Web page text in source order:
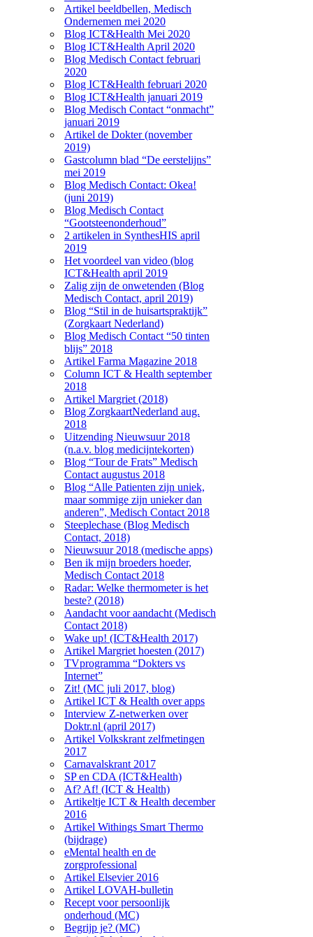
Artikel beeldbellen, Medisch
Ondernemen mei 2020
Blog ICT&Health Mei 2020
Blog ICT&Health April 2020
Blog Medisch Contact februari
2020
Blog ICT&Health februari 2020
Blog ICT&Health januari 2019
Blog Medisch Contact “onmacht”
januari 2019
Artikel de Dokter (november
2019)
Gastcolumn blad “De eerstelijns”
mei 2019
Blog Medisch Contact: Okea!
(juni 2019)
Blog Medisch Contact
“Gootsteenonderhoud”
2 artikelen in SynthesHIS april
2019
Het voordeel van video (blog
ICT&Health april 2019
Zalig zijn de onwetenden (Blog
Medisch Contact, april 2019)
Blog “Stil in de huisartspraktijk”
(Zorgkaart Nederland)
Blog Medisch Contact “50 tinten
blijs” 2018
Artikel Farma Magazine 2018
Column ICT & Health september
2018
Artikel Margriet (2018)
Blog ZorgkaartNederland aug.
2018
Uitzending Nieuwsuur 2018
(n.a.v. blog medicijntekorten)
Blog “Tour de Frats” Medisch
Contact augustus 2018
Blog “Alle Patienten zijn uniek,
maar sommige zijn unieker dan
anderen”, Medisch Contact 2018
Steeplechase (Blog Medisch
Contact, 2018)
Nieuwsuur 2018 (medische apps)
Ben ik mijn broeders hoeder,
Medisch Contact 2018
Radar: Welke thermometer is het
beste? (2018)
Aandacht voor aandacht (Medisch
Contact 2018)
Wake up! (ICT&Health 2017)
Artikel Margriet hoesten (2017)
TVprogramma “Dokters vs
Internet”
Zit! (MC juli 2017, blog)
Artikel ICT & Health over apps
Interview Z-netwerken over
Doktr.nl (april 2017)
Artikel Volkskrant zelfmetingen
2017
Carnavalskrant 2017
SP en CDA (ICT&Health)
Af? Af! (ICT & Health)
Artikeltje ICT & Health december
2016
Artikel Withings Smart Thermo
(bijdrage)
eMental health en de
zorgprofessional
Artikel Elsevier 2016
Artikel LOVAH-bulletin
Recept voor persoonlijk
onderhoud (MC)
Begrijp je? (MC)